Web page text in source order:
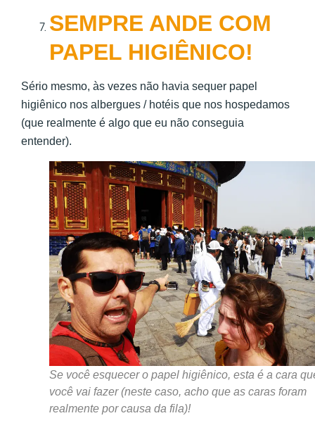
SEMPRE ANDE COM
PAPEL HIGIÊNICO!
Sério mesmo, às vezes não havia sequer papel
higiênico nos albergues / hotéis que nos hospedamos
(que realmente é algo que eu não conseguia
entender).
Se você esquecer o papel higiênico, esta é a cara
você vai fazer (neste caso, acho que as caras foram
realmente por causa da fila)!